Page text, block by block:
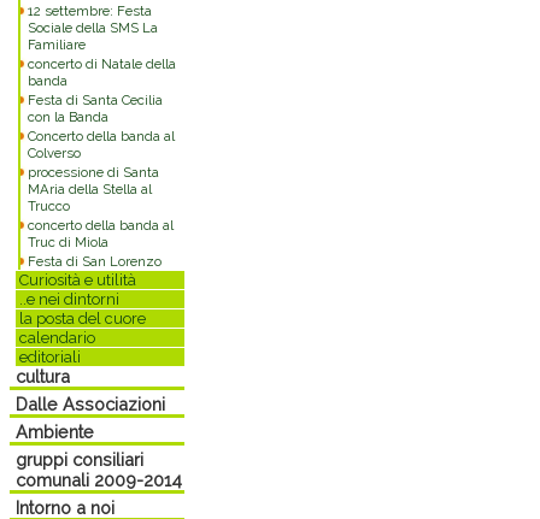
12 settembre: Festa
Sociale della SMS La
Familiare
concerto di Natale della
banda
Festa di Santa Cecilia
con la Banda
Concerto della banda al
Colverso
processione di Santa
MAria della Stella al
Trucco
concerto della banda al
Truc di Miola
Festa di San Lorenzo
Curiosità e utilità
..e nei dintorni
la posta del cuore
calendario
editoriali
cultura
Dalle Associazioni
Ambiente
gruppi consiliari
comunali 2009-2014
Intorno a noi